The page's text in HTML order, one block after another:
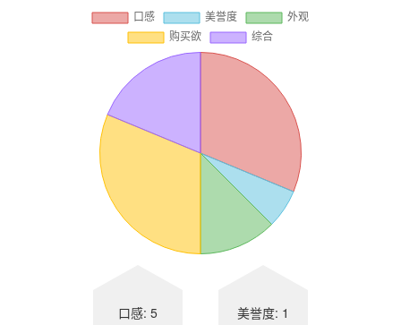
口感: 5 美誉度: 1